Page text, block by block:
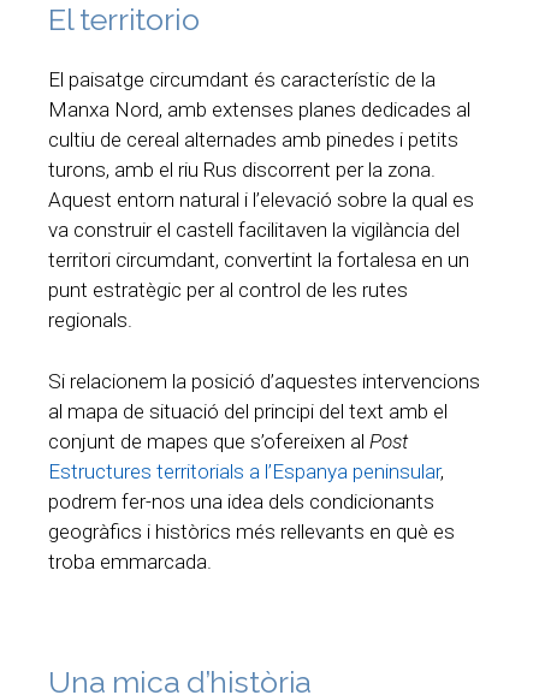
El territorio
El paisatge circumdant és característic de la
Manxa Nord, amb extenses planes dedicades al
cultiu de cereal alternades amb pinedes i petits
turons, amb el riu Rus discorrent per la zona.
Aquest entorn natural i l’elevació sobre la qual es
va construir el castell facilitaven la vigilància del
territori circumdant, convertint la fortalesa en un
punt estratègic per al control de les rutes
regionals.
Si relacionem la posició d’aquestes intervencions
al mapa de situació del principi del text amb el
conjunt de mapes que s’ofereixen al Post
Estructures territorials a l’Espanya peninsular,
podrem fer-nos una idea dels condicionants
geogràfics i històrics més rellevants en què es
troba emmarcada.
Una mica d’història